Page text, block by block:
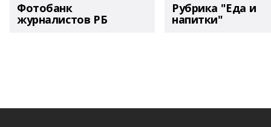
Фотобанк
журналистов РБ
Рубрика "Еда и
напитки"